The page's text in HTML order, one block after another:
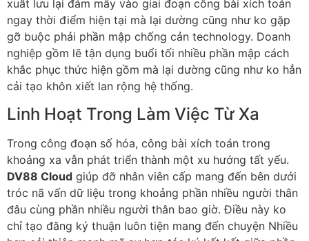
xuất lưu lại đám mây vào giai đoạn công bài xích toán
ngay thời điểm hiện tại mà lại dường cũng như ko gặp
gỡ buộc phải phần mập chống cản technology. Doanh
nghiệp gồm lẽ tận dụng buổi tối nhiều phần mập cách
khắc phục thức hiện gồm mà lại dường cũng như ko hẳn
cải tạo khôn xiết lan rộng hệ thống.
Linh Hoạt Trong Làm Việc Từ Xa
Trong công đoạn số hóa, công bài xích toán trong
khoảng xa vẫn phát triển thành một xu hướng tất yếu.
DV88 Cloud giúp đỡ nhân viên cấp mang đến bên dưới
tróc nã vấn dữ liệu trong khoảng phần nhiều người thân
đâu cùng phần nhiều người thân bao giờ. Điều này ko
chỉ tạo đăng ký thuận luôn tiện mang đến chuyện Nhiều